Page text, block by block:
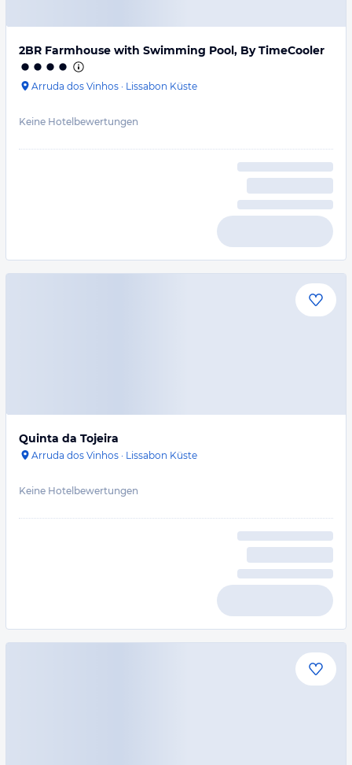
2BR Farmhouse with Swimming Pool, By TimeCooler
Arruda dos Vinhos · Lissabon Küste
Keine Hotelbewertungen
Quinta da Tojeira
Arruda dos Vinhos · Lissabon Küste
Keine Hotelbewertungen